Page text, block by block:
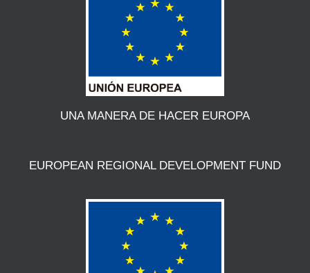
UNA MANERA DE HACER EUROPA
EUROPEAN REGIONAL DEVELOPMENT FUND